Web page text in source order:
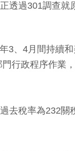
透過301調查就
3、4月間持續
行政程序作業
去稅率為232